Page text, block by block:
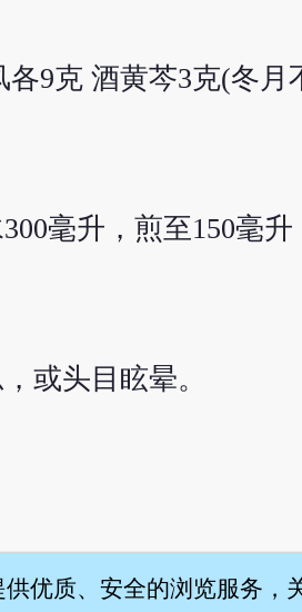
9克 酒黄芩3克(冬
毫升，煎至150毫升
或头目眩晕。
关于 | 联络我们
优质、安全的浏览服务，